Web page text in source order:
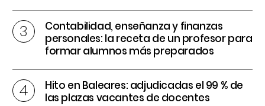
Contabilidad, enseñanza y finanzas
personales: la receta de un profesor para
formar alumnos más preparados
Hito en Baleares: adjudicadas el 99 % de
las plazas vacantes de docentes